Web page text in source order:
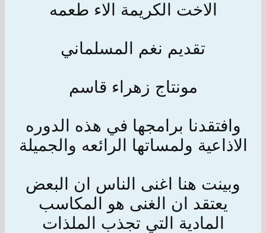
الاخت الكريمة الاء طعمه
تقديم نغم المسلماني
مونتاج زهراء قاسم
وافتقدنا برامجها في هذه الدوره
الاذاعية ولمساتها الرائعه والجميلة
وبينت هنا اغنى الناس ان البعض
يعتقد ان الغنى هو المكاسب
المادية التي تجذب الملذات